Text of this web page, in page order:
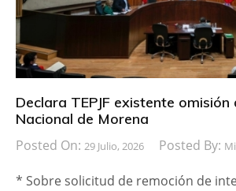
Declara TEPJF existente omisión
Nacional de Morena
Posted On: 29 Julio, 2026 Posted By:
* Sobre solicitud de remoción de